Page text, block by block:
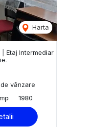
Harta
Etaj Intermediar
vânzare
1980